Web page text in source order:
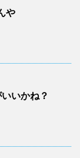
や
いかね？